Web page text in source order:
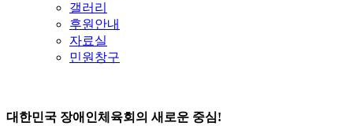
갤러리
후원안내
자료실
민원창구
대한민국 장애인체육회의 새로운 중심!